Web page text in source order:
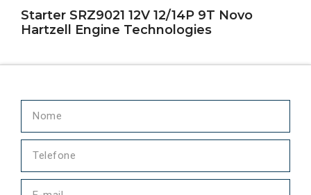
Starter SRZ9021 12V 12/14P 9T Novo
Hartzell Engine Technologies